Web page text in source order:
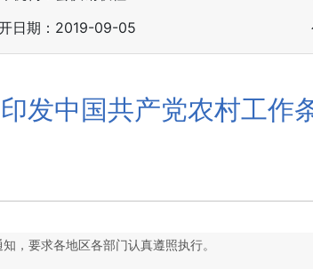
日期：2019-09-05
发中国共产党农村工作
，要求各地区各部门认真遵照执行。